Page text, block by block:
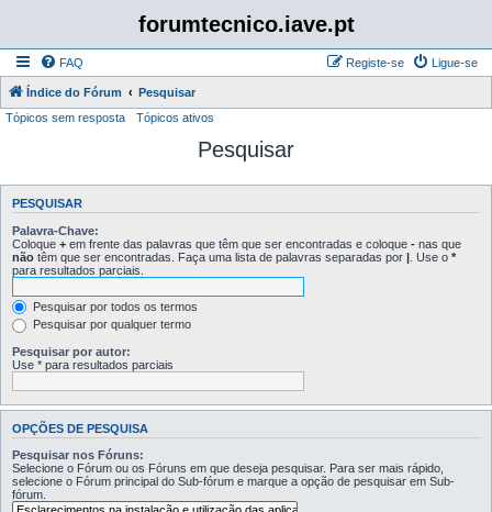
forumtecnico.iave.pt
FAQ Ligue-se
Registe-se
Índice do Fórum
Pesquisar
Tópicos sem resposta
Tópicos ativos
Pesquisar
PESQUISAR
Palavra-Chave:
Coloque + em frente das palavras que têm que ser encontradas e coloque - nas que
não têm que ser encontradas. Faça uma lista de palavras separadas por | . Use o *
para resultados parciais.
Pesquisar por todos os termos
Pesquisar por qualquer termo
Pesquisar por autor:
Use * para resultados parciais
OPÇÕES DE PESQUISA
Pesquisar nos Fóruns:
Selecione o Fórum ou os Fóruns em que deseja pesquisar. Para ser mais rápido,
selecione o Fórum principal do Sub-fórum e marque a opção de pesquisar em Sub-
fórum.